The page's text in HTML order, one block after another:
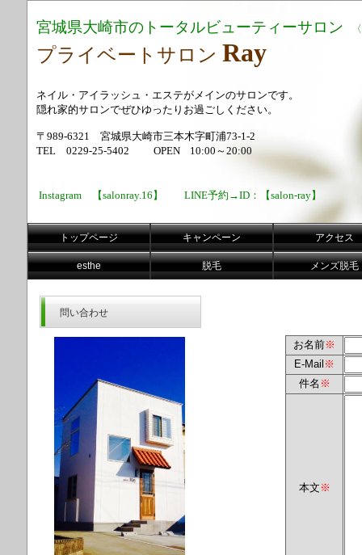
宮城県大崎市のトータルビューティーサロン
プライベートサロン Ray
ネイル・アイラッシュ・エステがメインのサロンです。
隠れ家的サロンでぜひゆったりお過ごしください。
〒 989-6321
宮城県大崎市三本木字町浦73-1-2
TEL 0229-25-5402 OPEN 10:00～20:00
Instagram 【salonray.16】 LINE予約→ID：【salon-ray】
トップページ キャンペーン アクセス
esthe 脱毛 メンズ脱毛
お名前※
E-Mail ※
件名 ※
本文 ※
問い合わせ